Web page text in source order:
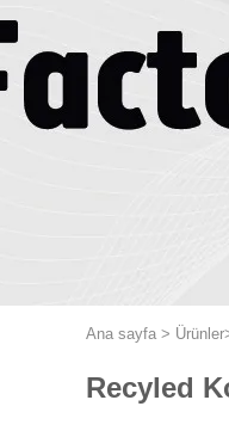
Ana sayfa > Ürünler
Recyled